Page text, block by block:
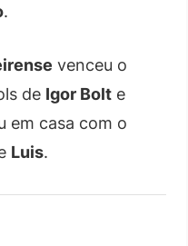
.
venceu o
de Igor Bolt e
em casa com o
Luis.